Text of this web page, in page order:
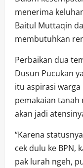
menerima
Baitul Muttaqin
membutuhkan
Perbaikan dua
Dusun Pucukan
itu aspirasi
pemakaian tanah
akan jadi
“Karena
cek dulu ke BPN,
pak lurah ngeh,